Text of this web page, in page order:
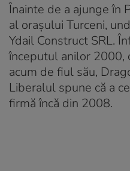
Înainte de a ajunge în
al orașului Turceni,
Ydail Construct SRL.
începutul anilor 2000,
acum de fiul său,
Liberalul spune că a
firmă încă din 2008.